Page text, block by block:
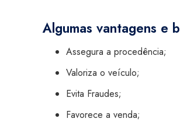
quantidade
Algumas vantagens e
Assegura a procedência;
Valoriza o veículo;
Evita Fraudes;
Favorece a venda;